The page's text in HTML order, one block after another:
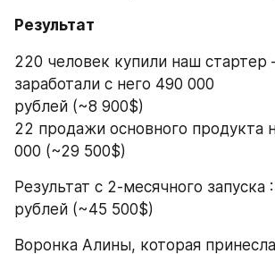
Результат
220 человек купили наш
заработали с него 490 000
рублей (~8 900$)
22 продажи основного продукта
000 (~29 500$)
Результат с 2-месячного запуска
рублей (~45 500$)
Воронка Алины, которая